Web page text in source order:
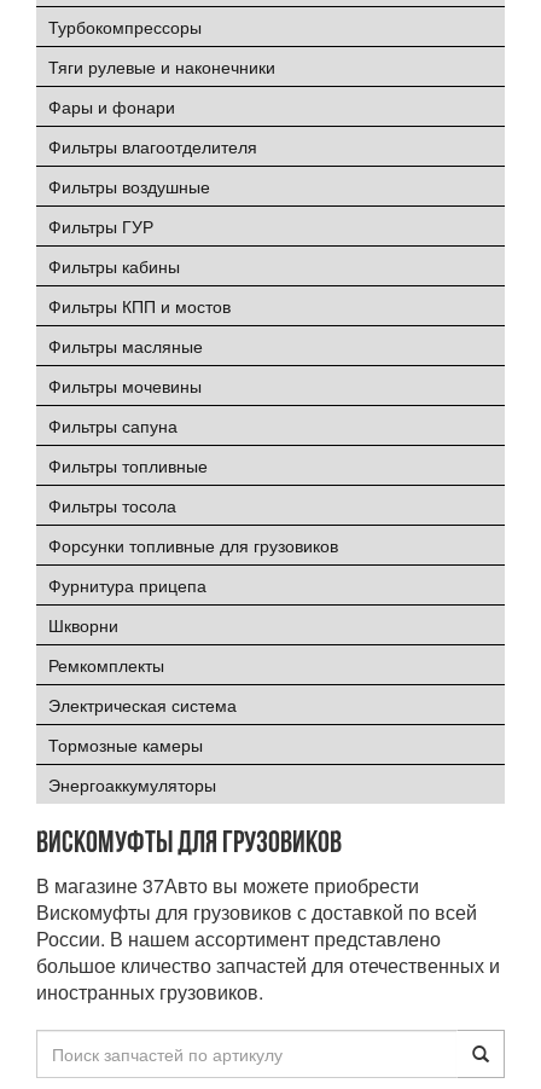
Турбокомпрессоры
Тяги рулевые и наконечники
Фары и фонари
Фильтры влагоотделителя
Фильтры воздушные
Фильтры ГУР
Фильтры кабины
Фильтры КПП и мостов
Фильтры масляные
Фильтры мочевины
Фильтры сапуна
Фильтры топливные
Фильтры тосола
Форсунки топливные для грузовиков
Фурнитура прицепа
Шкворни
Ремкомплекты
Электрическая система
Тормозные камеры
Энергоаккумуляторы
Вискомуфты для грузовиков
В магазине 37Авто вы можете приобрести
Вискомуфты для грузовиков с доставкой по всей
России. В нашем ассортимент представлено
большое кличество запчастей для отечественных и
иностранных грузовиков.